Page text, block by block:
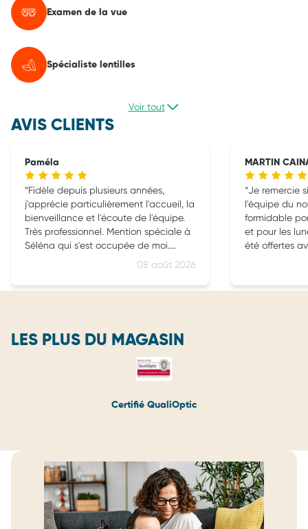
Examen de la vue
Spécialiste lentilles
Voir tout
AVIS CLIENTS
Paméla
08 août 2026
Fidèle depuis plusieurs années,
j'apprécie particulièrement l'accueil, la
bienveillance et l'écoute de l'équipe.
Très professionnel. Mention spéciale à
Séléna qui s'est occupée de moi.
MARTIN
Je remercie
l'équipe du
formidable
et pour les
été offertes
LES PLUS DU MAGASIN
Certifié QualiOptic